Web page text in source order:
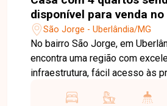
disponível para venda
Jorge em Uberlândia MG
São Jorge - Uberlândia/MG
No bairro São Jorge, em
encontra uma região com
infraestrutura, fácil acesso às
supermercados e serviços,